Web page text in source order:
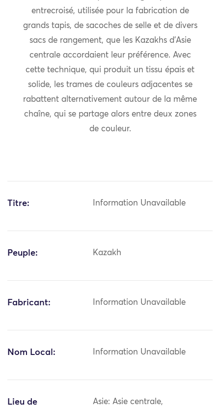
entrecroisé, utilisée pour la fabrication de
grands tapis, de sacoches de selle et de divers
sacs de rangement, que les Kazakhs d’Asie
centrale accordaient leur préférence. Avec
cette technique, qui produit un tissu épais et
solide, les trames de couleurs adjacentes se
rabattent alternativement autour de la même
chaîne, qui se partage alors entre deux zones
de couleur.
Titre: Information Unavailable
Peuple: Kazakh
Fabricant: Information Unavailable
Nom Local: Information Unavailable
Lieu de
Asie: Asie centrale,